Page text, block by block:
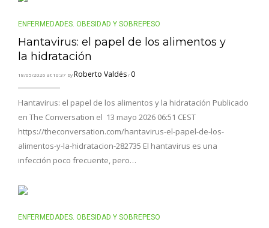
ENFERMEDADES. OBESIDAD Y SOBREPESO
Hantavirus: el papel de los alimentos y
la hidratación
18/05/2026 at 10:37 byRoberto Valdés/ 0
Hantavirus: el papel de los alimentos y la hidratación Publicado
en The Conversation el 13 mayo 2026 06:51 CEST
https://theconversation.com/hantavirus-el-papel-de-los-
alimentos-y-la-hidratacion-282735 El hantavirus es una
infección poco frecuente, pero…
ENFERMEDADES. OBESIDAD Y SOBREPESO